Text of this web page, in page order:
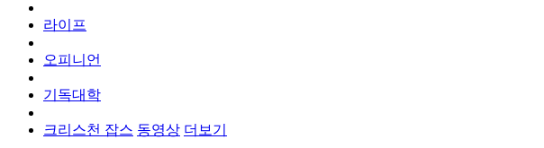
라이프
오피니언
기독대학
크리스천 잡스 동영상 더보기